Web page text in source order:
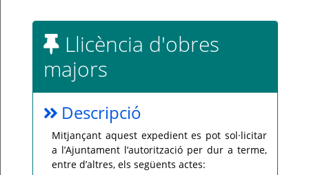
Llicència d'obres
majors
Descripció
Mitjançant aquest expedient es pot sol·licitar
a l’Ajuntament l’autorització per dur a terme,
entre d’altres, els següents actes: